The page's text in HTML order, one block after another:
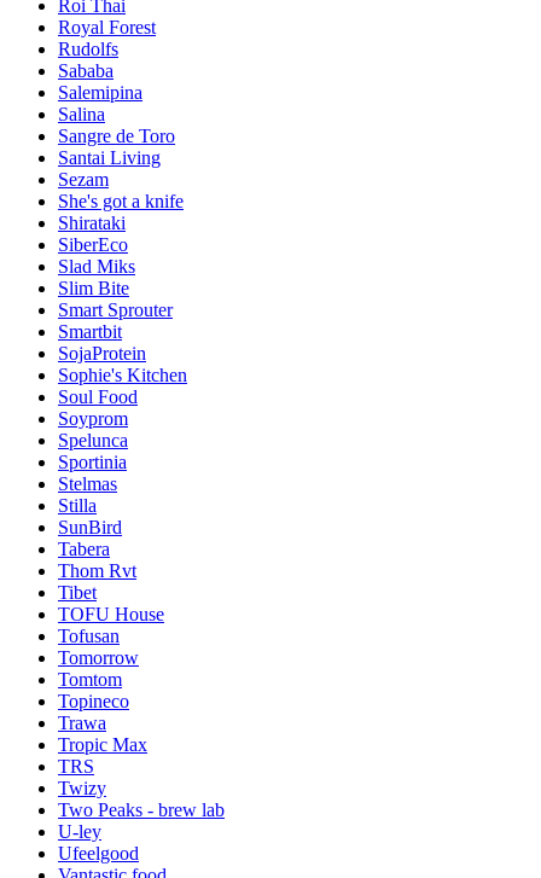
Roi Thai
Royal Forest
Rudolfs
Sababa
Salemipina
Salina
Sangre de Toro
Santai Living
Sezam
She's got a knife
Shirataki
SiberEco
Slad Miks
Slim Bite
Smart Sprouter
Smartbit
SojaProtein
Sophie's Kitchen
Soul Food
Soyprom
Spelunca
Sportinia
Stelmas
Stilla
SunBird
Tabera
Thom Rvt
Tibet
TOFU House
Tofusan
Tomorrow
Tomtom
Topineco
Trawa
Tropic Max
TRS
Twizy
Two Peaks - brew lab
U-ley
Ufeelgood